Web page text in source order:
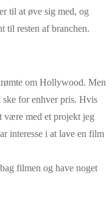
til at øve sig med, og
til resten af branchen.
om Hollywood. Men
ske for enhver pris. Hvis
være med et projekt jeg
interesse i at lave en film
filmen og have noget